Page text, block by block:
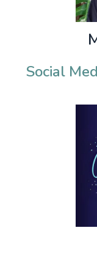
Social